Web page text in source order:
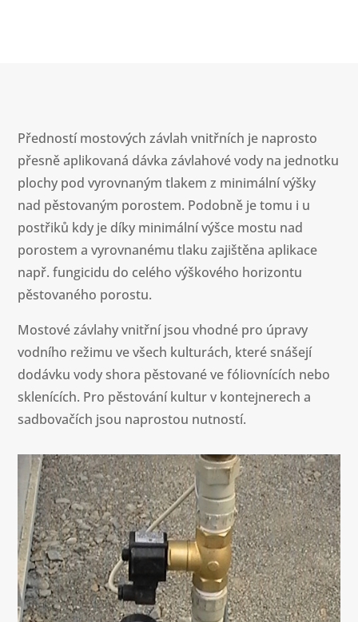
Předností mostových závlah vnitřních je naprosto
přesně aplikovaná dávka závlahové vody na jednotku
plochy pod vyrovnaným tlakem z minimální výšky
nad pěstovaným porostem. Podobně je tomu i u
postřiků kdy je díky minimální výšce mostu nad
porostem a vyrovnanému tlaku zajištěna aplikace
např. fungicidu do celého výškového horizontu
pěstovaného porostu.
Mostové závlahy vnitřní jsou vhodné pro úpravy
vodního režimu ve všech kulturách, které snášejí
dodávku vody shora pěstované ve fóliovnících nebo
sklenících. Pro pěstování kultur v kontejnerech a
sadbovačích jsou naprostou nutností.